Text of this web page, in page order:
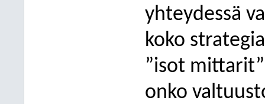
yhteydessä
koko
”isot
onko